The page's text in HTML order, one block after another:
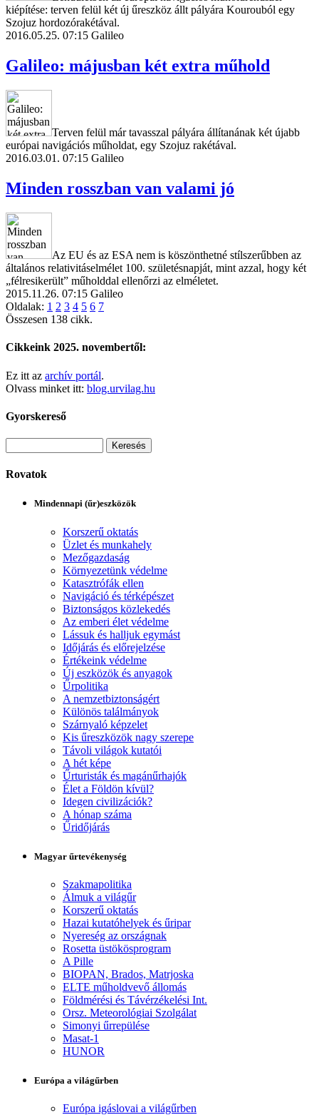
kiépítése: terven felül két új űreszköz állt pályára Kourouból egy
Szojuz hordozórakétával.
2016.05.25. 07:15 Galileo
Galileo: májusban két extra műhold
Terven felül már tavasszal pályára állítanának két újabb
európai navigációs műholdat, egy Szojuz rakétával.
2016.03.01. 07:15 Galileo
Minden rosszban van valami jó
Az EU és az ESA nem is köszönthetné stílszerűbben az
általános relativitáselmélet 100. születésnapját, mint azzal, hogy két
„félresikerült” műholddal ellenőrzi az elméletet.
2015.11.26. 07:15 Galileo
Oldalak: 1 2 3 4 5 6 7
Összesen 138 cikk.
Cikkeink 2025. novembertől:
Ez itt az archív portál.
Olvass minket itt: blog.urvilag.hu
Gyorskereső
Rovatok
Mindennapi (űr)eszközök
Korszerű oktatás
Üzlet és munkahely
Mezőgazdaság
Környezetünk védelme
Katasztrófák ellen
Navigáció és térképészet
Biztonságos közlekedés
Az emberi élet védelme
Lássuk és halljuk egymást
Időjárás és előrejelzése
Értékeink védelme
Új eszközök és anyagok
Űrpolitika
A nemzetbiztonságért
Különös találmányok
Szárnyaló képzelet
Kis űreszközök nagy szerepe
Távoli világok kutatói
A hét képe
Űrturisták és magánűrhajók
Élet a Földön kívül?
Idegen civilizációk?
A hónap száma
Űridőjárás
Magyar űrtevékenység
Szakmapolitika
Álmuk a világűr
Korszerű oktatás
Hazai kutatóhelyek és űripar
Nyereség az országnak
Rosetta üstökösprogram
A Pille
BIOPAN, Brados, Matrjoska
ELTE műholdvevő állomás
Földmérési és Távérzékelési Int.
Orsz. Meteorológiai Szolgálat
Simonyi űrrepülése
Masat-1
HUNOR
Európa a világűrben
Európa igáslovai a világűrben